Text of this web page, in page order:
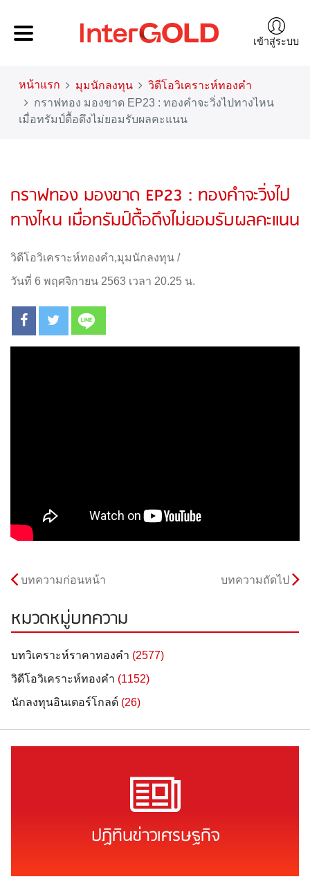
เข้าสู่ระบบ
หน้าแรก มุมนักลงทุน
วิดีโอวิเคราะห์ทองคำ
กราฟทอง มองขาด EP23 : ทองคำจะวิ่งไปทางไหน
เมื่อทรัมป์ดื้อดึงไม่ยอมรับผลคะแนน
กราฟทอง มองขาด EP23 : ทองคำจะวิ่งไป
ทางไหน เมื่อทรัมป์ดื้อดึงไม่ยอมรับผลคะแนน
วิดีโอวิเคราะห์ทองคำ,มุมนักลงทุน /
วันที่ 6 พฤศจิกายน 2563 เวลา 20.25 น.
บทความก่อนหน้า บทความถัดไป
หมวดหมู่บทความ
บทวิเคราะห์ราคาทองคำ (2577)
วิดีโอวิเคราะห์ทองคำ (1152)
นักลงทุนอินเตอร์โกลด์ (26)
ปฏิทินข่าวเศรษฐกิจ